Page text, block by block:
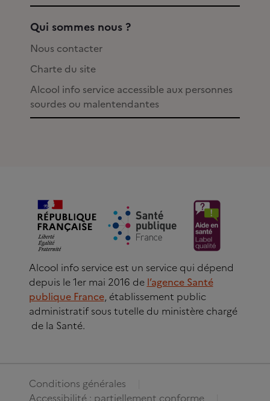
Qui sommes nous ?
Nous contacter
Charte du site
Alcool info service accessible aux personnes
sourdes ou malentendantes
Alcool info service est un service qui dépend
depuis le 1er mai 2016 de l’agence Santé
publique France, établissement public
administratif sous tutelle du ministère chargé
de la Santé.
Conditions générales
Accessibilité : partiellement conforme